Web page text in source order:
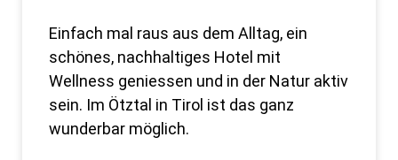
Einfach mal raus aus dem Alltag, ein
schönes, nachhaltiges Hotel mit
Wellness geniessen und in der Natur aktiv
sein. Im Ötztal in Tirol ist das ganz
wunderbar möglich.